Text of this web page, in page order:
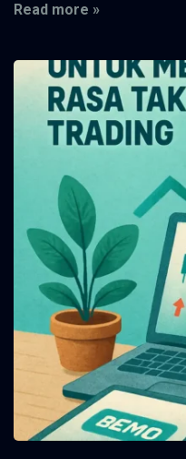
Read more »